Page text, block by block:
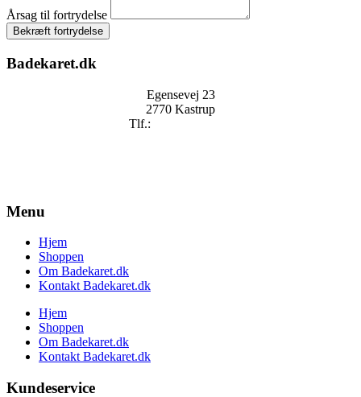
Årsag til fortrydelse
Bekræft fortrydelse
Badekaret.dk
Egensevej 23
2770 Kastrup
Tlf.:
Menu
Hjem
Shoppen
Om Badekaret.dk
Kontakt Badekaret.dk
Hjem
Shoppen
Om Badekaret.dk
Kontakt Badekaret.dk
Kundeservice